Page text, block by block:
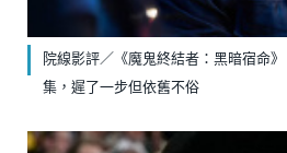
院線影評／《魔鬼終結者：黑暗宿命
集，遲了一步但依舊不俗